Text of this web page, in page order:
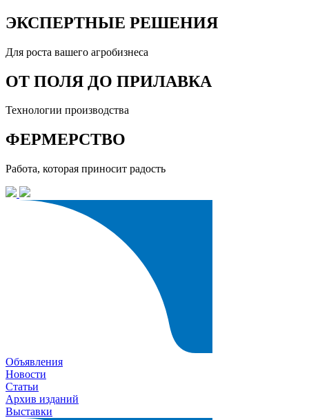
ЭКСПЕРТНЫЕ РЕШЕНИЯ
Для роста вашего агробизнеса
ОТ ПОЛЯ ДО ПРИЛАВКА
Технологии производства
ФЕРМЕРСТВО
Работа, которая приносит радость
Объявления
Новости
Статьи
Архив изданий
Выставки